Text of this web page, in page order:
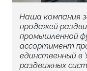
Наша компания
продажей
промышленной
ассортимент
единственный в
раздвижных